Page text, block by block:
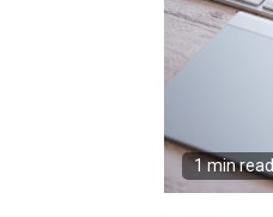
1 min read